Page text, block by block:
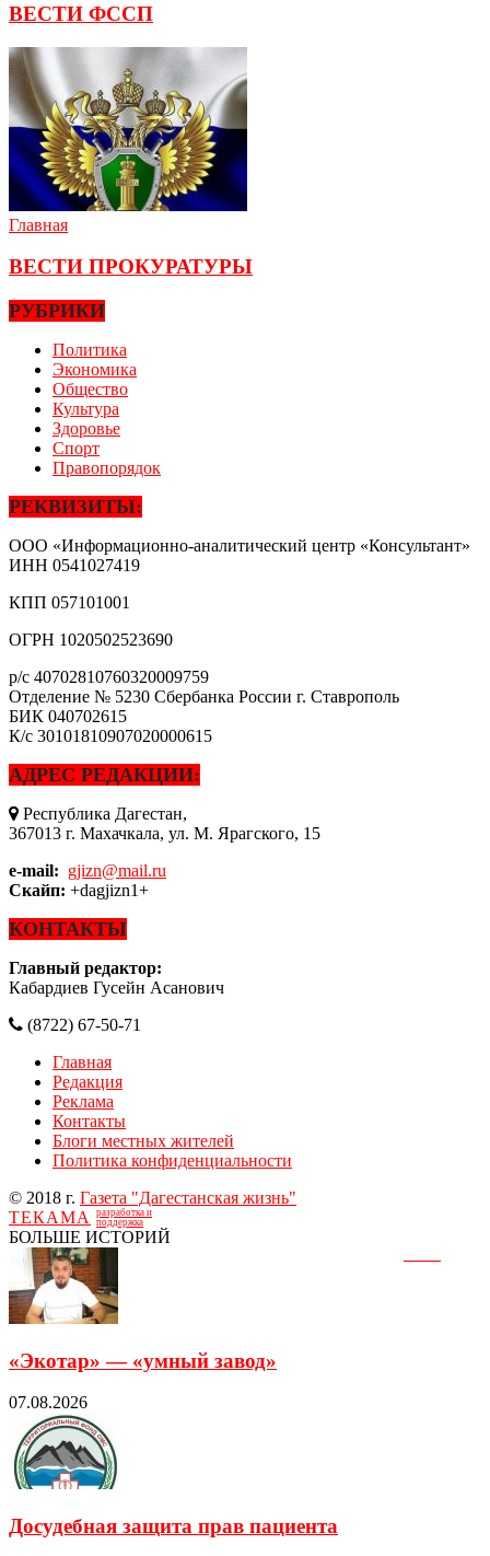
ВЕСТИ ФССП
Главная
ВЕСТИ ПРОКУРАТУРЫ
РУБРИКИ
Политика
Экономика
Общество
Культура
Здоровье
Спорт
Правопорядок
РЕКВИЗИТЫ:
ООО «Информационно-аналитический центр «Консультант»
ИНН 0541027419
КПП 057101001
ОГРН 1020502523690
р/с 40702810760320009759
Отделение № 5230 Сбербанка России г. Ставрополь
БИК 040702615
К/с 30101810907020000615
АДРЕС РЕДАКЦИИ:
Республика Дагестан,
367013 г. Махачкала, ул. М. Ярагского, 15
e-mail: gjizn@mail.ru
Скайп: +dagjizn1+
КОНТАКТЫ
Главный редактор:
Кабардиев Гусейн Асанович
(8722) 67-50-71
Главная
Редакция
Реклама
Контакты
Блоги местных жителей
Политика конфиденциальности
© 2018 г. Газета "Дагестанская жизнь"
ТЕКАМА
разработка и
поддержка
БОЛЬШЕ ИСТОРИЙ
«Экотар» — «умный завод»
07.08.2026
Досудебная защита прав пациента